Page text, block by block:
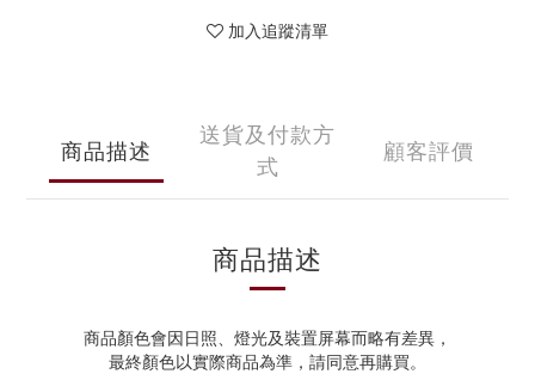
加入追蹤清單
商品描述
送貨及付款方
式
顧客評價
商品描述
商品顏色會因日照、燈光及裝置屏幕而略有差異，
最終顏色以實際商品為準，請同意再購買。